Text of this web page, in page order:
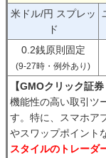
米ドル/円 スプレッ
ド
0.2銭原則固定
(9-27時・例外あり)
【GMOクリック証
機能性の高い取引ツ
す。特に、スマホア
やスワップポイント
スタイルのトレーダ